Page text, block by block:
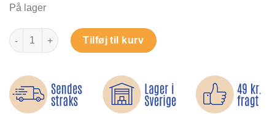
På lager
Forgyldte vinger - Strygemærke antal
Tilføj til kurv